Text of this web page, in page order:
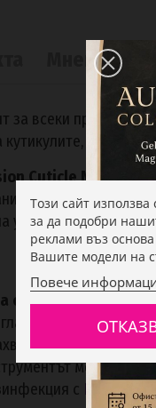
Мнения на
за всеки
Cuticle Nipperе
или дразнения.
употреба.
стомана:
изрязване.
и контрол, дори
може да
с Disicide
Този сайт използва
за да подобри
реклами въз
Вашите модели на
Повече